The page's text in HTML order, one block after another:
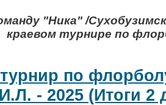
"Ника" /
краевом турнире по
по
- 2025 (Итоги 2